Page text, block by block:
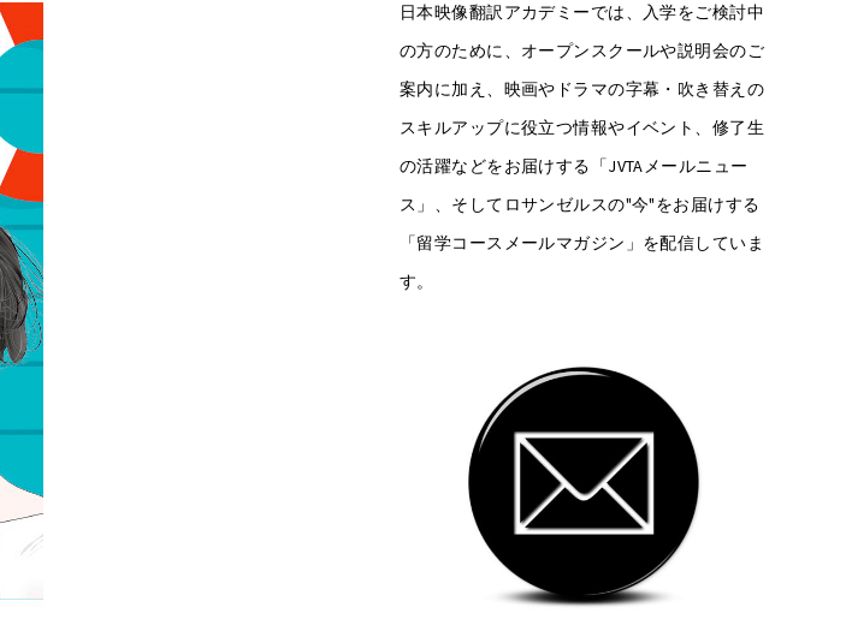
日本映像翻訳アカデミーでは、入学をご検討中
の方のために、オープンスクールや説明会のご
案内に加え、映画やドラマの字幕・吹き替えの
スキルアップに役立つ情報やイベント、修了生
の活躍などをお届けする「JVTAメールニュー
ス」、そしてロサンゼルスの"今"をお届けする
「留学コースメールマガジン」を配信していま
す。